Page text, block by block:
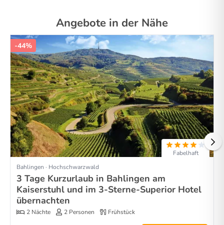
Angebote in der Nähe
-44%
Fabelhaft
Bahlingen · Hochschwarzwald
3 Tage Kurzurlaub in Bahlingen am
Kaiserstuhl und im 3-Sterne-Superior Hotel
übernachten
2 Nächte 2 Personen Frühstück